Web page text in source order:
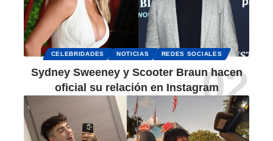
CELEBRIDADES NOTICIAS REDES SOCIALES
Sydney Sweeney y Scooter Braun hacen
oficial su relación en Instagram